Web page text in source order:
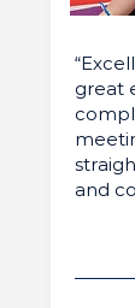
great
and